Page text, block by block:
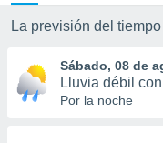
calidad.
a este
y
La previsión del
Sábado, 08 de
Lluvia débil
Por la noche